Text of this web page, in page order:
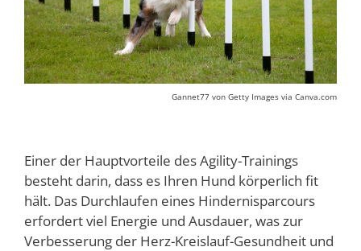
Gannet77 von Getty Images via Canva.com
Einer der Hauptvorteile des Agility-Trainings
besteht darin, dass es Ihren Hund körperlich fit
hält. Das Durchlaufen eines Hindernisparcours
erfordert viel Energie und Ausdauer, was zur
Verbesserung der Herz-Kreislauf-Gesundheit und